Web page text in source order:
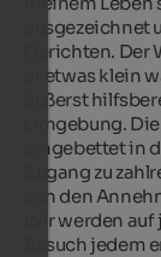
Gerichten.
er etwas klein
äußerst
Umgebung.
eingebettet in
Zugang zu
von den
Wir werden
Besuch jedem